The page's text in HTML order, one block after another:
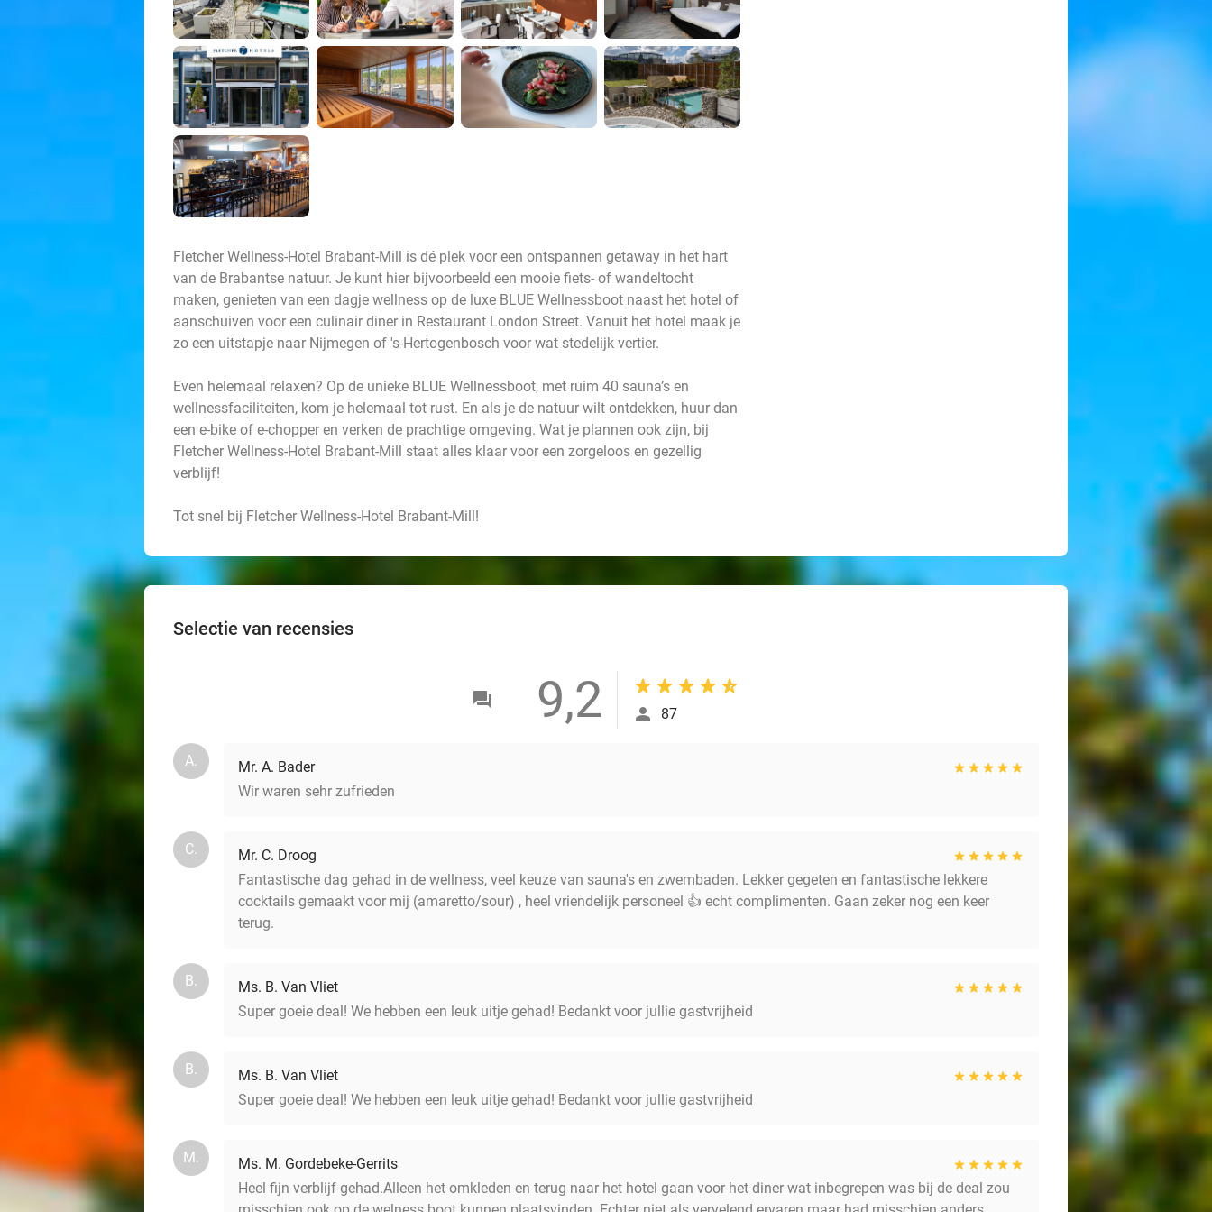
Fletcher Wellness-Hotel Brabant-Mill is dé plek voor een ontspannen getaway in het hart
van de Brabantse natuur. Je kunt hier bijvoorbeeld een mooie fiets- of wandeltocht
maken, genieten van een dagje wellness op de luxe BLUE Wellnessboot naast het hotel of
aanschuiven voor een culinair diner in Restaurant London Street. Vanuit het hotel maak je
zo een uitstapje naar Nijmegen of 's-Hertogenbosch voor wat stedelijk vertier.
Even helemaal relaxen? Op de unieke BLUE Wellnessboot, met ruim 40 sauna’s en
wellnessfaciliteiten, kom je helemaal tot rust. En als je de natuur wilt ontdekken, huur dan
een e-bike of e-chopper en verken de prachtige omgeving. Wat je plannen ook zijn, bij
Fletcher Wellness-Hotel Brabant-Mill staat alles klaar voor een zorgeloos en gezellig
verblijf!
Tot snel bij Fletcher Wellness-Hotel Brabant-Mill!
Selectie van recensies
9,2 87
A.
Mr. A. Bader
Wir waren sehr zufrieden
C.
Mr. C. Droog
Fantastische dag gehad in de wellness, veel keuze van sauna's en zwembaden. Lekker gegeten en fantastische lekkere
cocktails gemaakt voor mij (amaretto/sour) , heel vriendelijk personeel 👍 echt complimenten. Gaan zeker nog een keer
terug.
B.
Ms. B. Van Vliet
Super goeie deal! We hebben een leuk uitje gehad! Bedankt voor jullie gastvrijheid
B.
Ms. B. Van Vliet
Super goeie deal! We hebben een leuk uitje gehad! Bedankt voor jullie gastvrijheid
M.
Ms. M. Gordebeke-Gerrits
Heel fijn verblijf gehad.Alleen het omkleden en terug naar het hotel gaan voor het diner wat inbegrepen was bij de deal zou